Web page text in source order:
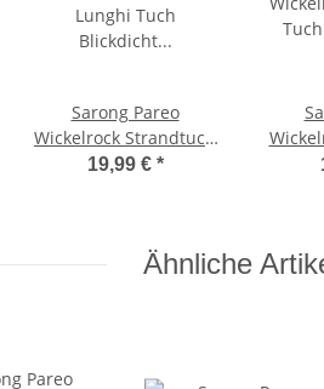
Sarong Pareo
Wickelrock Strandtuch
Lunghi Tuch Blickdicht
19,99 € *
Ähnliche